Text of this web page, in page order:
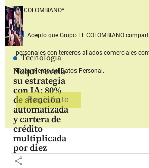
Tecnología
Nequi revela
su estrategia
con IA: 80%
de atención
automatizada
y cartera de
crédito
multiplicada
por diez
share
EL COLOMBIANO*
Acepto que Grupo EL COLOMBIANO
personales con terceros aliados comerciales
Tratamiento del Datos Personal.